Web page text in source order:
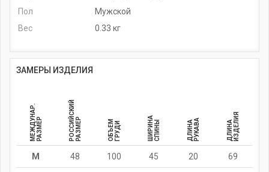
Пол
Мужской
Вес
0.33 кг
ЗАМЕРЫ ИЗДЕЛИЯ
МЕЖДУНАР.РАЗМЕР РОССИЙСКИЙРАЗМЕР ОБЪЕМГРУДИ ШИРИНАСПИНЫ ДЛИНАРУКАВА ДЛИНАИЗДЕЛИЯ
M 48 100 45 20 69